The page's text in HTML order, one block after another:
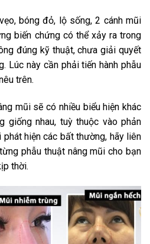
bóng đỏ, lộ sống, 2 cánh mũi
biến chứng có thể xảy ra trong
đúng kỹ thuật, chưa giải quyết
Lúc này cần phải tiến hành phẫu
trên.
mũi sẽ có nhiều biểu hiện khác
giống nhau, tuỳ thuộc vào phản
hiện các bất thường, hãy liên
phẫu thuật nâng mũi cho bạn
thời.